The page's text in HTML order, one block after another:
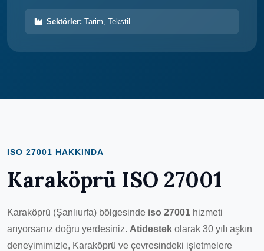
Sektörler: Tarim, Tekstil
ISO 27001 HAKKINDA
Karaköprü ISO 27001
Karaköprü (Şanlıurfa) bölgesinde iso 27001 hizmeti
arıyorsanız doğru yerdesiniz. Atidestek olarak 30 yılı aşkın
deneyimimizle, Karaköprü ve çevresindeki işletmelere